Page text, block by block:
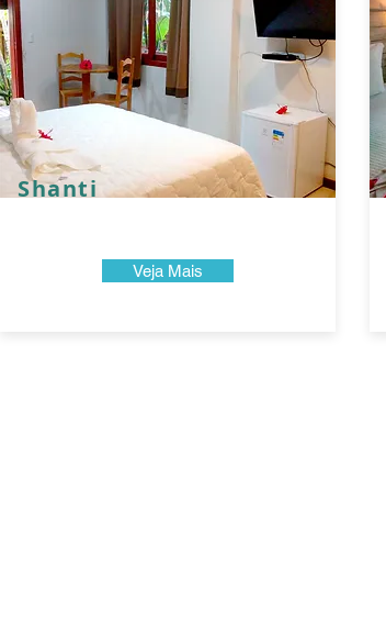
Shanti
Veja Mais